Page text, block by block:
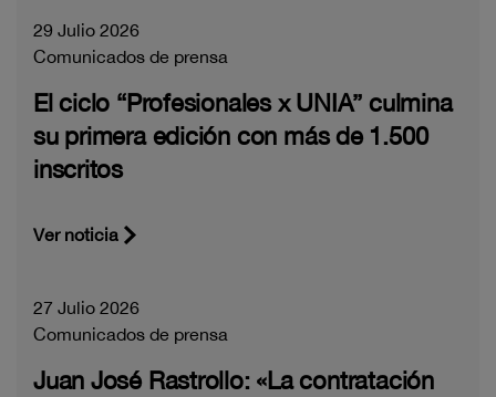
29 Julio 2026
Comunicados de prensa
El ciclo “Profesionales x UNIA” culmina
su primera edición con más de 1.500
inscritos
Ver noticia
27 Julio 2026
Comunicados de prensa
Juan José Rastrollo: «La contratación